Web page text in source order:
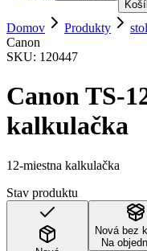
Domov Produkty
Canon
SKU: 120447
Canon TS-
kalkulačka
12-miestna kalkulačka
Stav produktu
Nová bez
Na